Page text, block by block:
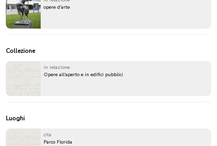
opere d'arte
Collezione
in relazione
Opere all'aperto e in edifici pubblici
Luoghi
cita
Parco Florida